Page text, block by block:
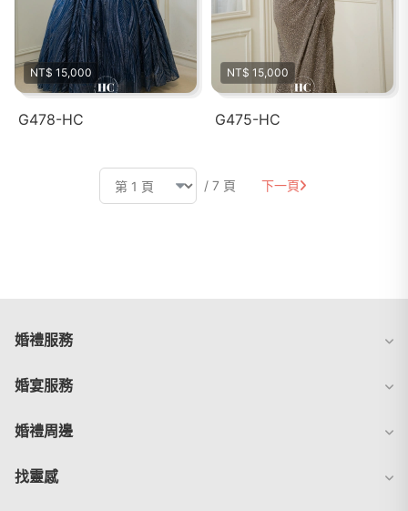
NT$ 15,000
G478-HC
NT$ 15,000
G475-HC
/ 7 頁 下一頁
婚禮服務
婚宴服務
婚禮周邊
找靈感